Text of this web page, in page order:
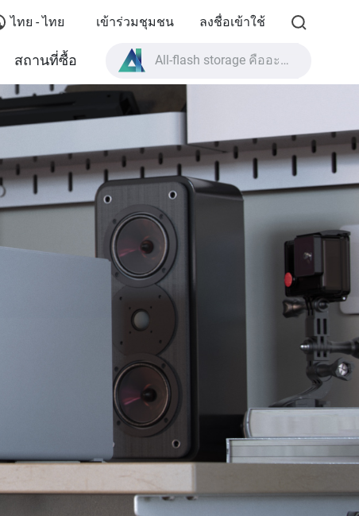
ไทย - ไทย เข้าร่วมชุมชน ลงชื่อเข้าใช้
สถานที่ซื้อ High Availability คืออะไร?
All-flash storage คืออะไร?